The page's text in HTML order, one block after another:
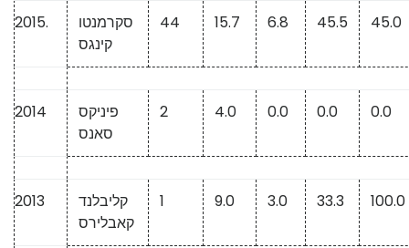
2015.
סקרמנטו
קינגס
44 15.7 6.8 45.5 45.0
2014
פיניקס
סאנס
2 4.0 0.0 0.0 0.0
2013
קליבלנד
קאבלירס
1 9.0 3.0 33.3 100.0